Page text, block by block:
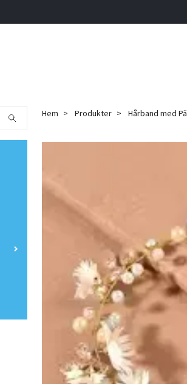
Hem Produkter Hårband med